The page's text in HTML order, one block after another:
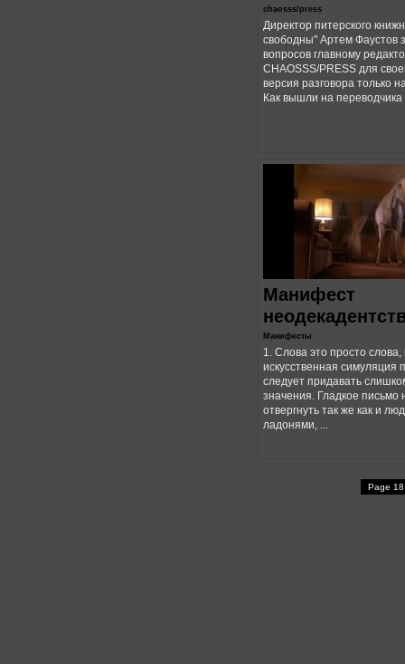
chaosss/press
Директор питерского
свободны" Артем Фаустов
вопросов главному
CHAOSSS/PRESS для
версия разговора только
Как вышли на
Манифест
Манифесты
1. Слова это просто слова,
искусственная симуляция
следует придавать
значения. Гладкое письмо
отвергнуть так же как и
ладонями, ...
Page